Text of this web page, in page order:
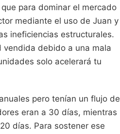
para dominar el mercado
mediante el uso de Juan y
ineficiencias estructurales.
vendida debido a una mala
solo acelerará tu
pero tenían un flujo de
eran a 30 días, mientras
días. Para sostener ese